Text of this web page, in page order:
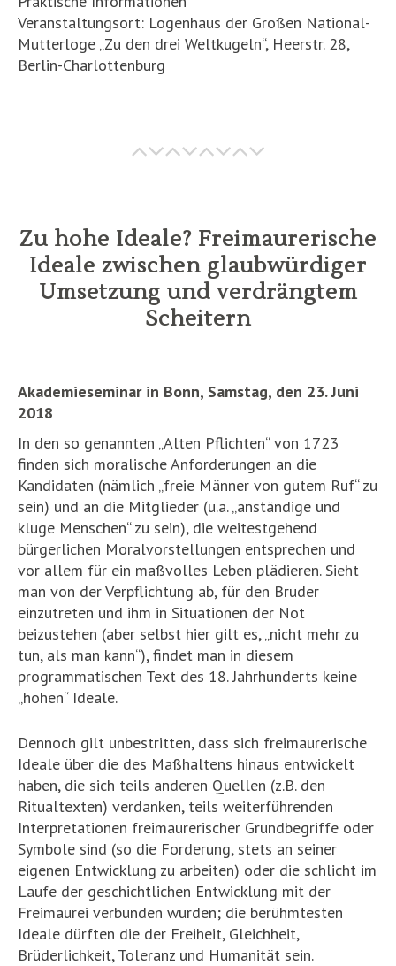
Veranstaltungsort: Logenhaus der Großen National-
Mutterloge „Zu den drei Weltkugeln“, Heerstr. 28,
Berlin-Charlottenburg
Zu hohe Ideale? Freimaurerische
Ideale zwischen glaubwürdiger
Umsetzung und verdrängtem
Scheitern
Akademieseminar in Bonn, Samstag, den 23. Juni
2018
In den so genannten „Alten Pflichten“ von 1723
finden sich moralische Anforderungen an die
Kandidaten (nämlich „freie Männer von gutem Ruf“ zu
sein) und an die Mitglieder (u.a. „anständige und
kluge Menschen“ zu sein), die weitestgehend
bürgerlichen Moralvorstellungen entsprechen und
vor allem für ein maßvolles Leben plädieren. Sieht
man von der Verpflichtung ab, für den Bruder
einzutreten und ihm in Situationen der Not
beizustehen (aber selbst hier gilt es, „nicht mehr zu
tun, als man kann“), findet man in diesem
programmatischen Text des 18. Jahrhunderts keine
„hohen“ Ideale.
Dennoch gilt unbestritten, dass sich freimaurerische
Ideale über die des Maßhaltens hinaus entwickelt
haben, die sich teils anderen Quellen (z.B. den
Ritualtexten) verdanken, teils weiterführenden
Interpretationen freimaurerischer Grundbegriffe oder
Symbole sind (so die Forderung, stets an seiner
eigenen Entwicklung zu arbeiten) oder die schlicht im
Laufe der geschichtlichen Entwicklung mit der
Freimaurei verbunden wurden; die berühmtesten
Ideale dürften die der Freiheit, Gleichheit,
Brüderlichkeit, Toleranz und Humanität sein.